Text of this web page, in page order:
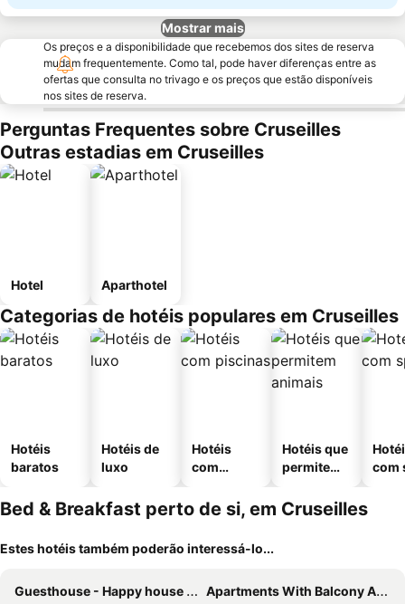
Mostrar mais
Os preços e a disponibilidade que recebemos dos sites de reserva
mudam frequentemente. Como tal, pode haver diferenças entre as
ofertas que consulta no trivago e os preços que estão disponíveis
nos sites de reserva.
Perguntas Frequentes sobre Cruseilles
Outras estadias em Cruseilles
Hotel Aparthotel
Categorias de hotéis populares em Cruseilles
Hotéis
baratos
Hotéis de
luxo
Hotéis
com
Hotéis que
permitem
com
Bed & Breakfast perto de si, em Cruseilles
Estes hotéis também poderão interessá-lo...
Guesthouse - Happy house in Kutaisi
Apartments With Balcony And Mountain View